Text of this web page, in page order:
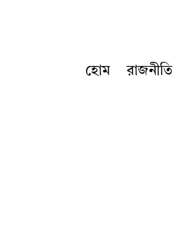
হোম
রাজনীতি